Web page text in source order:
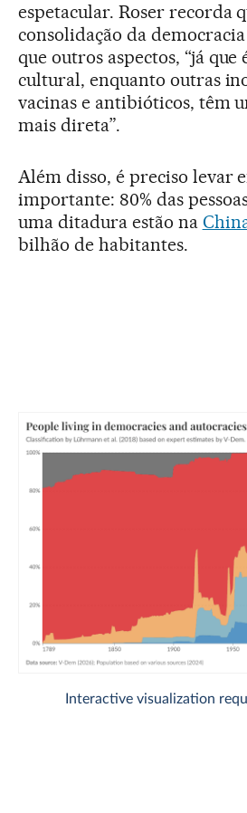
espetacular. Roser recorda
consolidação da
que outros aspectos, “já que
cultural, enquanto outras
vacinas e antibióticos, têm
mais direta”.
Além disso, é preciso levar
importante: 80% das
uma ditadura estão na
bilhão de habitantes.